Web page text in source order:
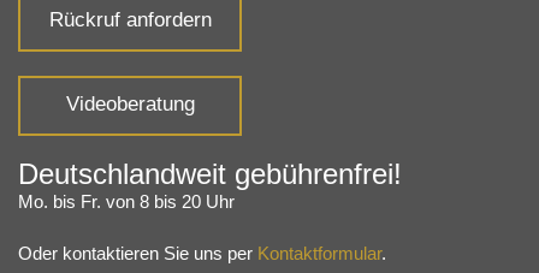
Rückruf anfordern
Videoberatung
Deutschlandweit gebührenfrei!
Mo. bis Fr. von 8 bis 20 Uhr
Oder kontaktieren Sie uns per Kontaktformular.